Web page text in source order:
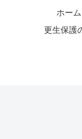
ホーム
更生保護